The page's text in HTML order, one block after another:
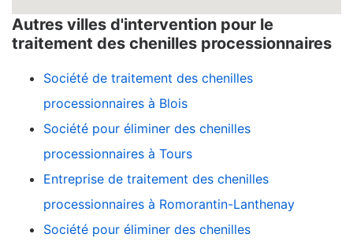
Autres villes d'intervention pour le
traitement des chenilles processionnaires
Société de traitement des chenilles
processionnaires à Blois
Société pour éliminer des chenilles
processionnaires à Tours
Entreprise de traitement des chenilles
processionnaires à Romorantin-Lanthenay
Société pour éliminer des chenilles